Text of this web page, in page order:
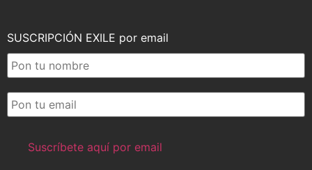
SUSCRIPCIÓN EXILE por email